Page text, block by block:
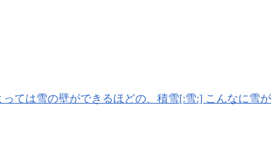
ては雪の壁ができるほどの、積雪[:雪:] こんなに雪が